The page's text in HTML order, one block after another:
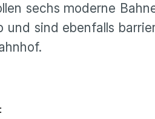
sechs moderne
sind ebenfalls